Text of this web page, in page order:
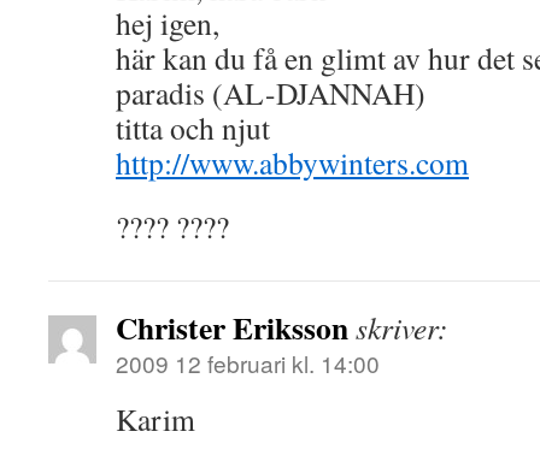
hej igen,
här kan du få en glimt av hur det
paradis (AL-DJANNAH)
titta och njut
http://www.abbywinters.com
???? ????
Christer Erikssonskriver:
2009 12 februari kl. 14:00
Karim